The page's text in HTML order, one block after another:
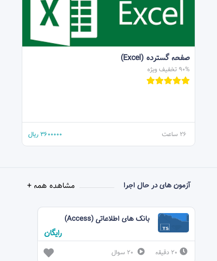
صفحه گسترده (Excel)
90% تخفیف ویژه
26 ساعت 3600000 ریال
آزمون های در حال اجرا مشاهده همه +
بانک های اطلاعاتی (Access)
رايگان
20 دقيقه